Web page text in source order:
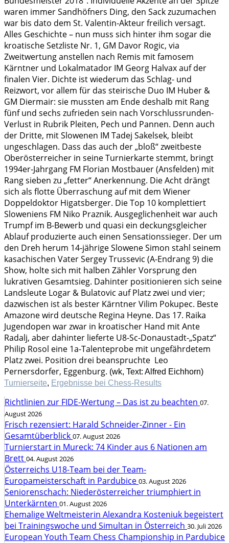
waren immer Sandhöfners Ding, den Sack zuzumachen
war bis dato dem St. Valentin-Akteur freilich versagt.
Alles Geschichte – nun muss sich hinter ihm sogar die
kroatische Setzliste Nr. 1, GM Davor Rogic, via
Zweitwertung anstellen nach Remis mit famosem
Kärntner und Lokalmatador IM Georg Halvax auf der
finalen Vier. Dichte ist wiederum das Schlag- und
Reizwort, vor allem für das steirische Duo IM Huber &
GM Diermair: sie mussten am Ende deshalb mit Rang
fünf und sechs zufrieden sein nach Vorschlussrunden-
Verlust in Rubrik Pleiten, Pech und Pannen. Denn auch
der Dritte, mit Slowenen IM Tadej Sakelsek, bleibt
ungeschlagen. Dass das auch der „bloß“ zweitbeste
Oberösterreicher in seine Turnierkarte stemmt, bringt
1994er-Jahrgang FM Florian Mostbauer (Ansfelden) mit
Rang sieben zu „fetter“ Anerkennung. Die Acht drängt
sich als flotte Überraschung auf mit dem Wiener
Doppeldoktor Higatsberger. Die Top 10 komplettiert
Sloweniens FM Niko Praznik. Ausgeglichenheit war auch
Trumpf im B-Bewerb und quasi ein deckungsgleicher
Ablauf produzierte auch einen Sensationssieger. Der um
den Dreh herum 14-jährige Slowene Simon stahl seinem
kasachischen Vater Sergey Trussevic (A-Endrang 9) die
Show, holte sich mit halben Zähler Vorsprung den
lukrativen Gesamtsieg. Dahinter positionieren sich seine
Landsleute Logar & Bulatovic auf Platz zwei und vier;
dazwischen ist als bester Kärntner Vilim Pokupec. Beste
Amazone wird deutsche Regina Heyne. Das 17. Raika
Jugendopen war zwar in kroatischer Hand mit Ante
Radalj, aber dahinter lieferte U8-Sc-Donaustadt-„Spatz“
Philip Rosol eine 1a-Talenteprobe mit ungefährdetem
Platz zwei. Position drei beanspruchte Leo
Pernersdorfer, Eggenburg. (wk, Text: Alfred Eichhorn)
Turnierseite, Ergebnisse bei Chess-Results
Richtlinien zur FIDE-Wertung – Das ist zu beachten 07.
August 2026
Frisch rezensiert: Harald Schneider-Zinner - Ein
Gesamtüberblick 07. August 2026
Turnierstart in Mureck: 74 Kinder aus 6 Nationen am
Brett 04. August 2026
Österreichs U18-Team bei der Team-
Europameisterschaft in Pardubice 03. August 2026
Seniorenschach: Niederösterreicher triumphiert in
Unterkärnten 01. August 2026
Ehemalige Weltmeisterin Alexandra Kosteniuk begeistert
bei Trainingswoche und Simultan in Österreich 30. Juli 2026
European Youth Team Chess Championship in Pardubice